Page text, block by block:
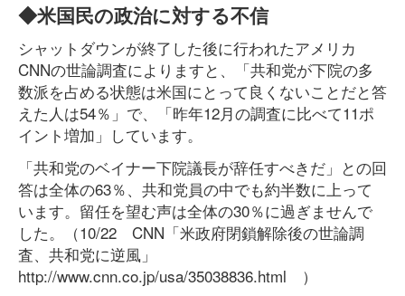
◆米国民の政治に対する不信
シャットダウンが終了した後に行われたアメリカ
CNNの世論調査によりますと、「共和党が下院の多
数派を占める状態は米国にとって良くないことだと答
えた人は54％」で、「昨年12月の調査に比べて11ポ
イント増加」しています。
「共和党のベイナー下院議長が辞任すべきだ」との回
答は全体の63％、共和党員の中でも約半数に上って
います。留任を望む声は全体の30％に過ぎませんで
した。（10/22 CNN「米政府閉鎖解除後の世論調
査、共和党に逆風」
http://www.cnn.co.jp/usa/35038836.html ）